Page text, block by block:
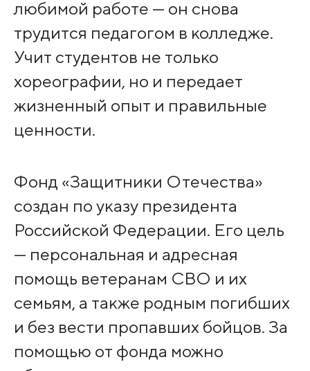
любимой работе — он снова
трудится педагогом в колледже.
Учит студентов не только
хореографии, но и передает
жизненный опыт и правильные
ценности.
Фонд «Защитники Отечества»
создан по указу президента
Российской Федерации. Его цель
— персональная и адресная
помощь ветеранам СВО и их
семьям, а также родным погибших
и без вести пропавших бойцов. За
помощью от фонда можно